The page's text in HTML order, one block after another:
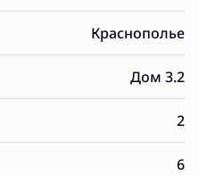
Краснополье
Дом 3.2
2
6